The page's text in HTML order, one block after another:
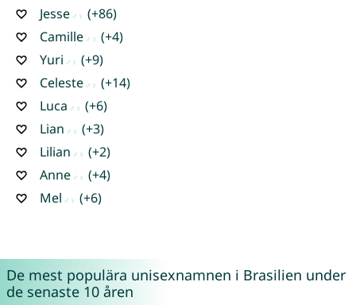
Jesse
(+86)
Camille
(+4)
Yuri
(+9)
Celeste
(+14)
Luca
(+6)
Lian
(+3)
Lilian
(+2)
Anne
(+4)
Mel
(+6)
De mest populära unisexnamnen i Brasilien under
de senaste 10 åren